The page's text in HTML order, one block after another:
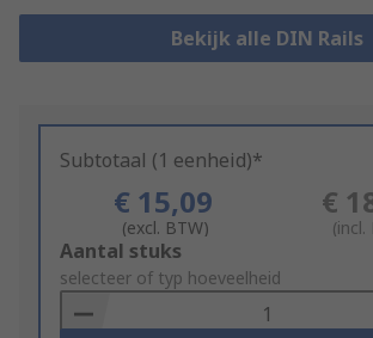
Bekijk alle DIN Rails
Subtotaal (1 eenheid)*
€ 15,09
(excl. BTW)
€
(incl.
Add
to
Basket
Aantal stuks
selecteer of typ hoeveelheid